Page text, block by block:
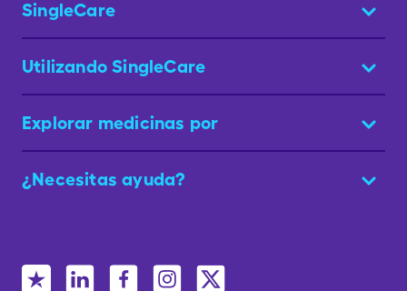
SingleCare
Utilizando SingleCare
Explorar medicinas por
¿Necesitas ayuda?